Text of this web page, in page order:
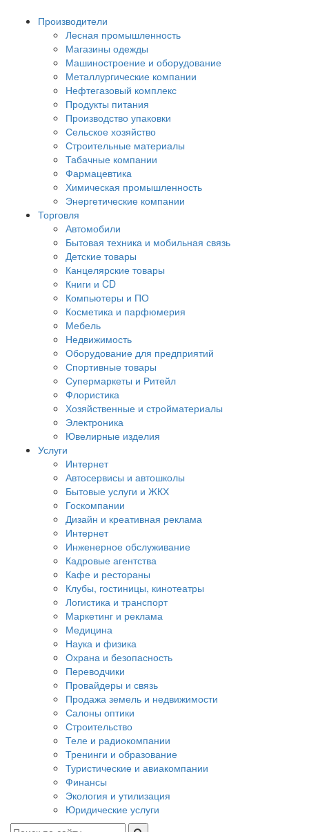
Производители
Лесная промышленность
Магазины одежды
Машиностроение и оборудование
Металлургические компании
Нефтегазовый комплекс
Продукты питания
Производство упаковки
Сельское хозяйство
Строительные материалы
Табачные компании
Фармацевтика
Химическая промышленность
Энергетические компании
Торговля
Автомобили
Бытовая техника и мобильная связь
Детские товары
Канцелярские товары
Книги и CD
Компьютеры и ПО
Косметика и парфюмерия
Мебель
Недвижимость
Оборудование для предприятий
Спортивные товары
Супермаркеты и Ритейл
Флористика
Хозяйственные и стройматериалы
Электроника
Ювелирные изделия
Услуги
Интернет
Автосервисы и автошколы
Бытовые услуги и ЖКХ
Госкомпании
Дизайн и креативная реклама
Интернет
Инженерное обслуживание
Кадровые агентства
Кафе и рестораны
Клубы, гостиницы, кинотеатры
Логистика и транспорт
Маркетинг и реклама
Медицина
Наука и физика
Охрана и безопасность
Переводчики
Провайдеры и связь
Продажа земель и недвижимости
Салоны оптики
Строительство
Теле и радиокомпании
Тренинги и образование
Туристические и авиакомпании
Финансы
Экология и утилизация
Юридические услуги